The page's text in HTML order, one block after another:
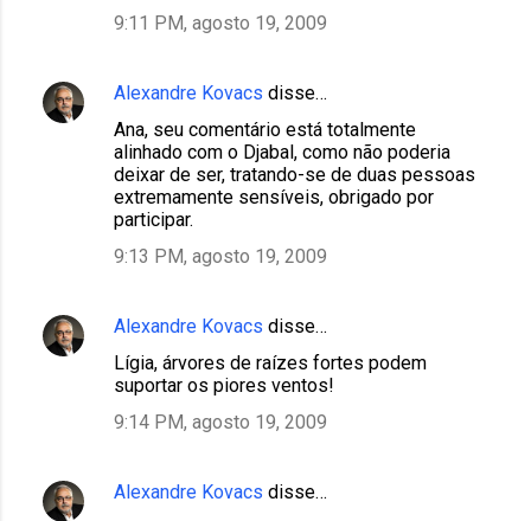
9:11 PM, agosto 19, 2009
Alexandre Kovacs disse…
Ana, seu comentário está totalmente
alinhado com o Djabal, como não poderia
deixar de ser, tratando-se de duas pessoas
extremamente sensíveis, obrigado por
participar.
9:13 PM, agosto 19, 2009
Alexandre Kovacs disse…
Lígia, árvores de raízes fortes podem
suportar os piores ventos!
9:14 PM, agosto 19, 2009
Alexandre Kovacs disse…